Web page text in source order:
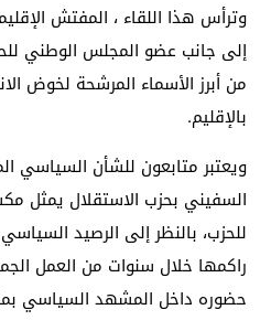
وترأس هذا اللقاء ، المفتش
إلى جانب عضو المجلس الوطني
من أبرز الأسماء المرشحة لخوض
بالإقليم.
ويعتبر متابعون للشأن السياسي
السفيني بحزب الاستقلال يمثل
للحزب، بالنظر إلى الرصيد السياسي
راكمها خلال سنوات من العمل
حضوره داخل المشهد السياسي